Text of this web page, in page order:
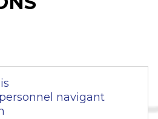
navigant